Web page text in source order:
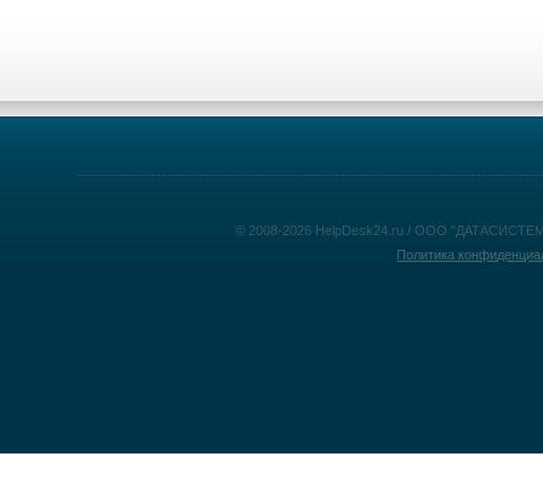
© 2008-2026 HelpDesk24.ru / ООО
Политика